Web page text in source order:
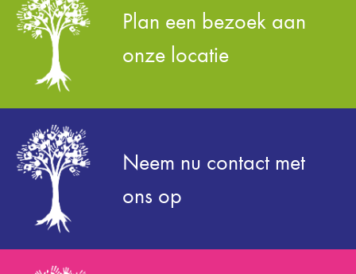
Plan een bezoek aan
onze locatie
Neem nu contact met
ons op